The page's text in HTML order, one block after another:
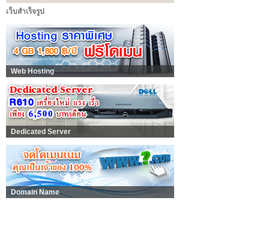
เว็บสำเร็จรูป
Web Hosting
Dedicated Server
Domain Name